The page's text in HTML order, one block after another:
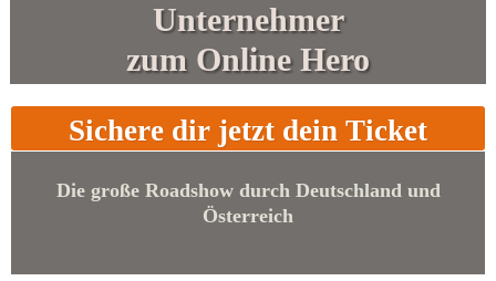
Unternehmer
zum Online Hero
Sichere dir jetzt dein Ticket
Die große Roadshow durch Deutschland und
Österreich